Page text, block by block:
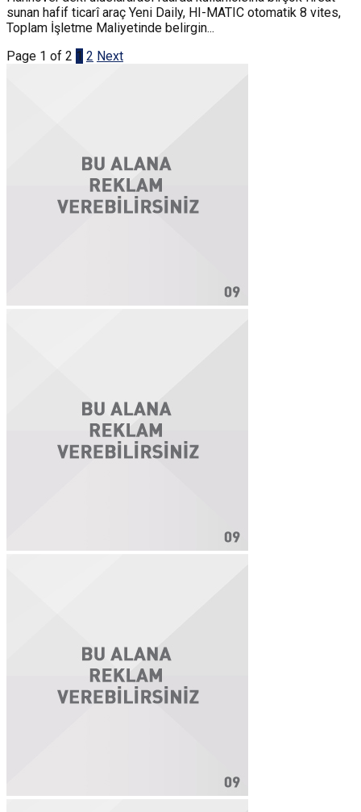
sunan hafif ticarî araç Yeni Daily, HI-MATIC otomatik 8 vites,
Toplam İşletme Maliyetinde belirgin...
Page 1 of 2 1 2 Next